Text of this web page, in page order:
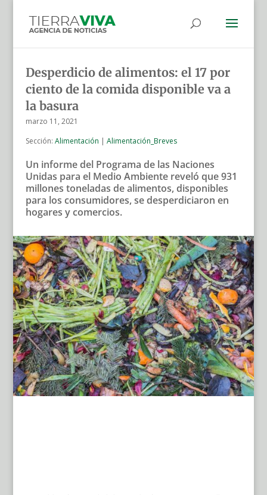
Desperdicio de alimentos: el 17 por
ciento de la comida disponible va a
la basura
marzo 11, 2021
Sección: Alimentación | Alimentación_Breves
Un informe del Programa de las Naciones
Unidas para el Medio Ambiente reveló que 931
millones toneladas de alimentos, disponibles
para los consumidores, se desperdiciaron en
hogares y comercios.